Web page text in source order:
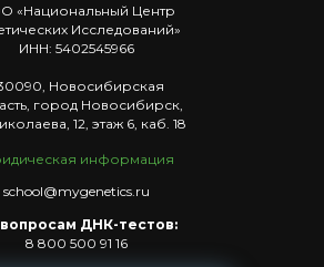
«Национальный Центр
Исследований»
ИНН: 5402545966
информация
Новосибирская
город Новосибирск,
12, этаж 6, каб. 18
school@mygenetics.ru
ДНК-тестов:
8 800 500 91 16